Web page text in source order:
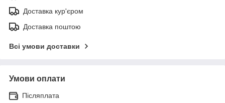
Доставка кур'єром
Доставка поштою
Всі умови доставки
Умови оплати
Післяплата